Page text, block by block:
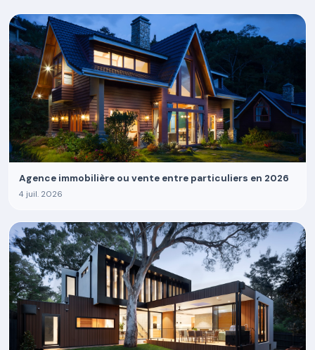
Agence immobilière ou vente entre particuliers en 2026
4 juil. 2026